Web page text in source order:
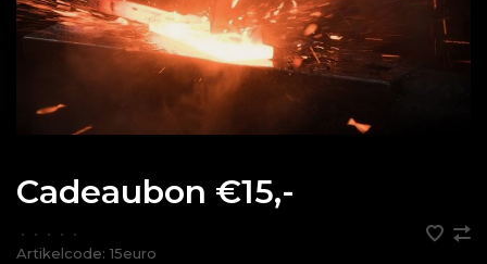
Cadeaubon €15,-
• • • •
•
Artikelcode: 15euro